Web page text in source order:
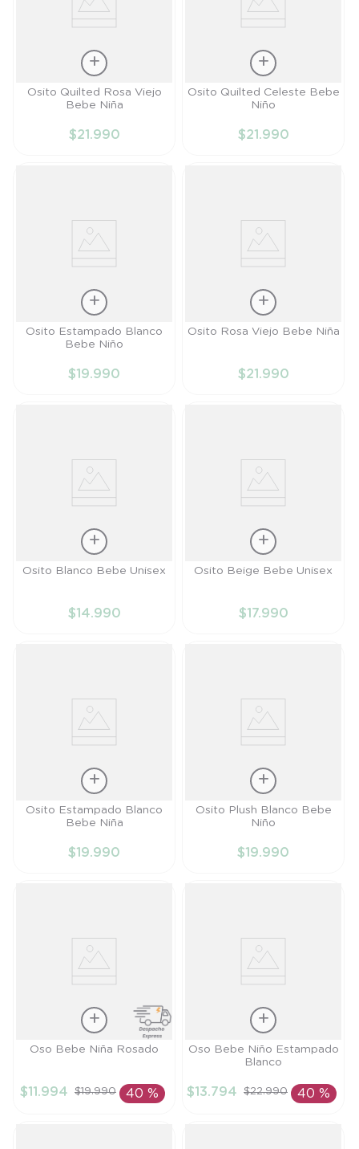
Talla
Osito Quilted Rosa Viejo
Bebe Niña
$21 .990
Talla
Osito Quilted Celeste Bebe
Niño
$21 .990
Talla
Osito Estampado Blanco
Bebe Niño
$19.990
Talla
Osito Rosa Viejo Bebe Niña
$21 .990
Talla
Osito Blanco Bebe Unisex
$14.990
Talla
Osito Beige Bebe Unisex
$17.990
Talla
Osito Estampado Blanco
Bebe Niña
$19.990
Talla
Osito Plush Blanco Bebe
Niño
$19.990
Talla
AÑADIR AL
Oso Bebe Niña Rosado
$11 .994 $19.990 40 %
Talla
AÑADIR AL
Oso Bebe Niño Estampado
Blanco
$13.794 $22.990 40 %